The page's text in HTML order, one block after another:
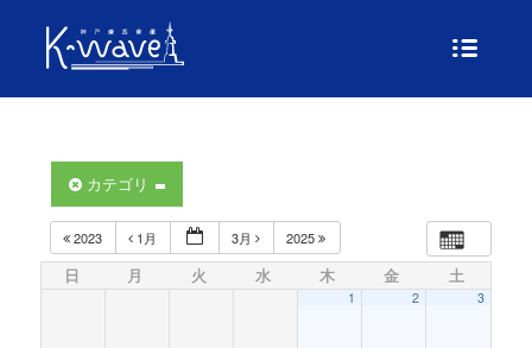
カテゴリ
2023 1月 3月 2025
日 月 火 水 木 金 土
1 2 3